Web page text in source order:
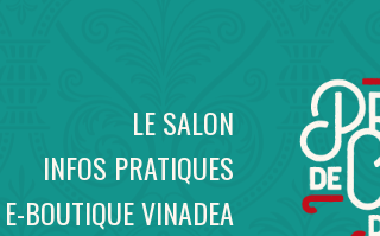
LE SALON
INFOS PRATIQUES
E-BOUTIQUE VINADEA